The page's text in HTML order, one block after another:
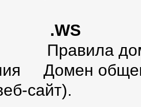
.WS
Правила
Домен
сайт).